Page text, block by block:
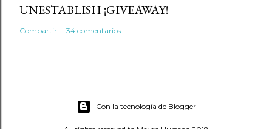
UNESTABLISH ¡GIVEAWAY!
Compartir 34 comentarios
Con la tecnología de Blogger